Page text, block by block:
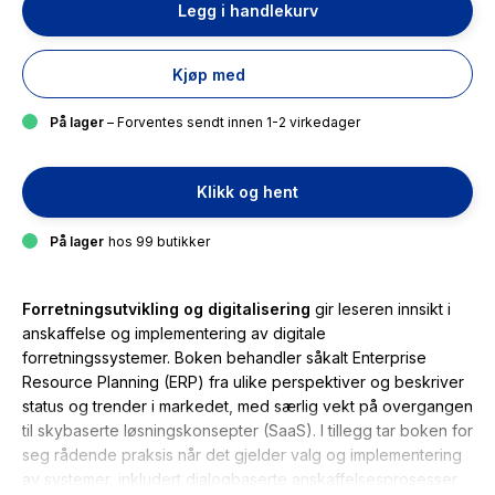
Legg i handlekurv
Kjøp med
På lager – Forventes sendt innen 1-2 virkedager
Klikk og hent
På lager hos 99 butikker
Forretningsutvikling og digitalisering gir leseren innsikt i
anskaffelse og implementering av digitale
forretningssystemer. Boken behandler såkalt Enterprise
Resource Planning (ERP) fra ulike perspektiver og beskriver
status og trender i markedet, med særlig vekt på overgangen
til skybaserte løsningskonsepter (SaaS). I tillegg tar boken for
seg rådende praksis når det gjelder valg og implementering
av systemer, inkludert dialogbaserte anskaffelsesprosesser